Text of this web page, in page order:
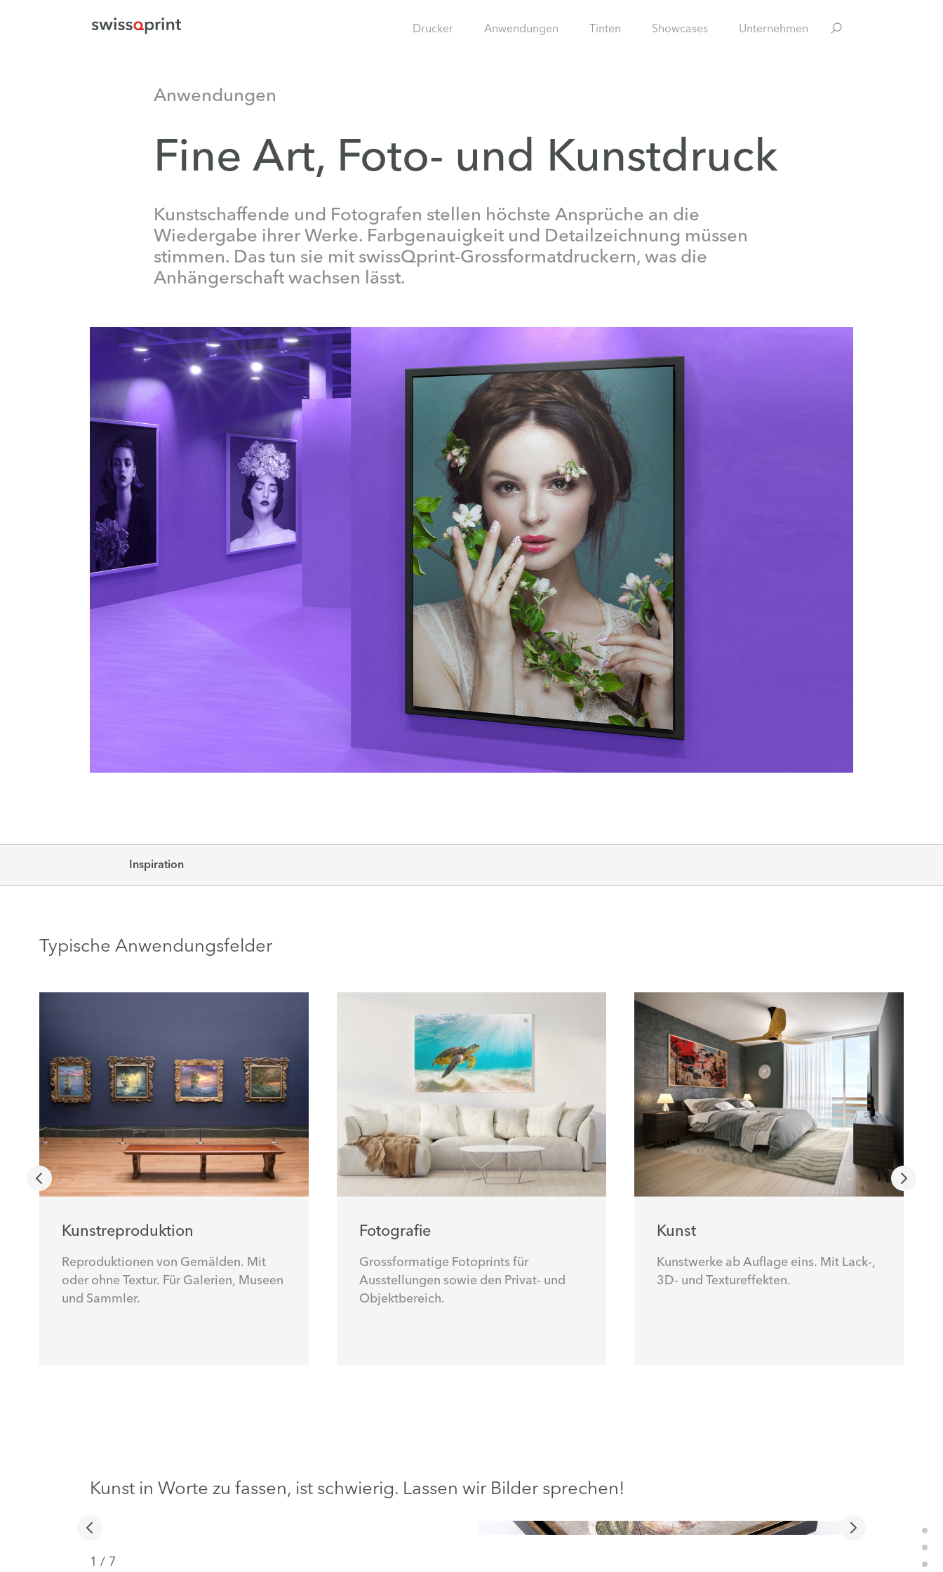
Drucker Anwendungen Tinten Showcases Unternehmen
Anwendungen
Fine Art, Foto- und Kunstdruck
Kunstschaffende und Fotografen stellen höchste Ansprüche an die
Wiedergabe ihrer Werke. Farbgenauigkeit und Detailzeichnung müssen
stimmen. Das tun sie mit swissQprint-Grossformatdruckern, was die
Anhängerschaft wachsen lässt.
Inspiration
Typische Anwendungsfelder
Kunstreproduktion
Reproduktionen von Gemälden. Mit
oder ohne Textur. Für Galerien, Museen
und Sammler.
Fotografie
Grossformatige Fotoprints für
Ausstellungen sowie den Privat- und
Objektbereich.
Kunst
Kunstwerke ab Auflage eins. Mit Lack-,
3D- und Textureffekten.
Kunst in Worte zu fassen, ist schwierig. Lassen wir Bilder sprechen!
1 / 7